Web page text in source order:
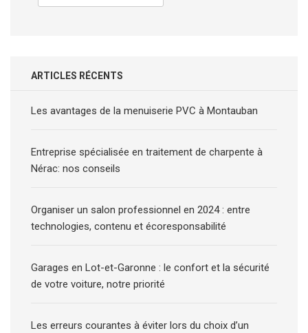
ARTICLES RÉCENTS
Les avantages de la menuiserie PVC à Montauban
Entreprise spécialisée en traitement de charpente à
Nérac: nos conseils
Organiser un salon professionnel en 2024 : entre
technologies, contenu et écoresponsabilité
Garages en Lot-et-Garonne : le confort et la sécurité
de votre voiture, notre priorité
Les erreurs courantes à éviter lors du choix d’un